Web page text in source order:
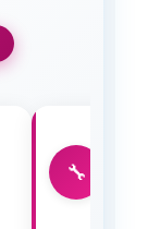
🔧